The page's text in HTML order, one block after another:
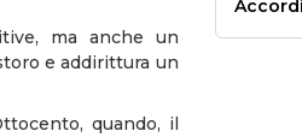
ma anche un
e addirittura un
quando, il